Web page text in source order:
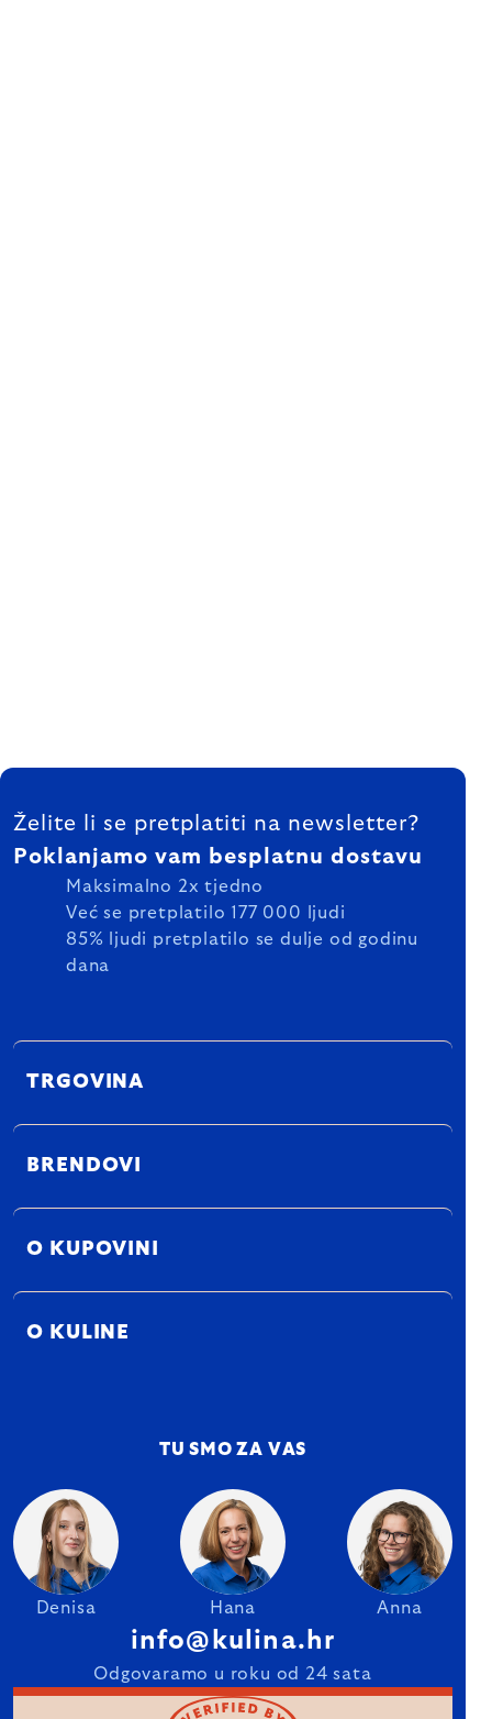
FOOTER
Želite li se pretplatiti na newsletter?
Poklanjamo vam besplatnu dostavu
Maksimalno 2x tjedno
Već se pretplatilo 177 000 ljudi
85% ljudi pretplatilo se dulje od godinu
dana
TRGOVINA
BRENDOVI
O KUPOVINI
O KULINE
TU SMO ZA VAS
Denisa Hana Anna
info@kulina.hr
Odgovaramo u roku od 24 sata